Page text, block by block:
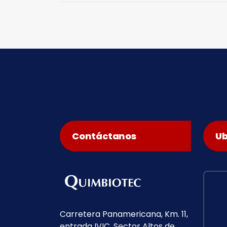
Contáctanos
Carretera Panamericana, Km. 11,